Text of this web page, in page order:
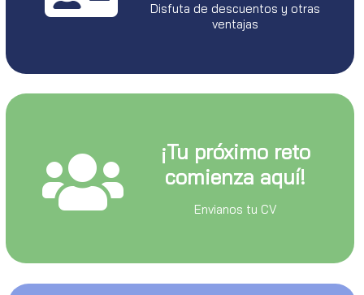
Disfuta de descuentos y otras
ventajas
¡Tu próximo reto
comienza aquí!
Envianos tu CV